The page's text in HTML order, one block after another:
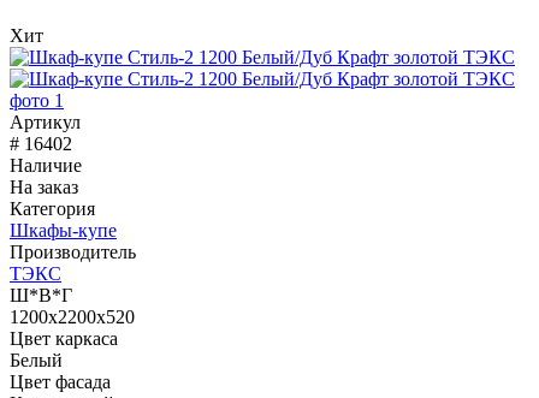
Хит
Артикул
# 16402
Наличие
На заказ
Категория
Шкафы-купе
Производитель
ТЭКС
Ш*В*Г
1200x2200x520
Цвет каркаса
Белый
Цвет фасада